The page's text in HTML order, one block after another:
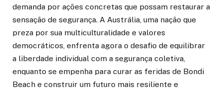
demanda por ações concretas que possam restaurar a
sensação de segurança. A Austrália, uma nação que
preza por sua multiculturalidade e valores
democráticos, enfrenta agora o desafio de equilibrar
a liberdade individual com a segurança coletiva,
enquanto se empenha para curar as feridas de Bondi
Beach e construir um futuro mais resiliente e